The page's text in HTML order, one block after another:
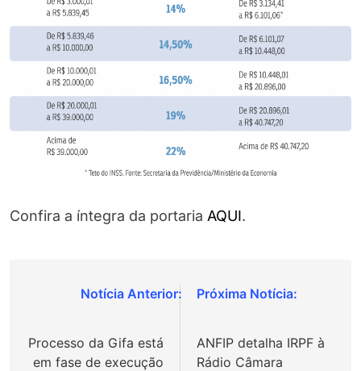
Confira a íntegra da portaria AQUI.
Navegação
Post
Processo da Gifa está
em fase de execução
ANFIP detalha IRPF à
Rádio Câmara